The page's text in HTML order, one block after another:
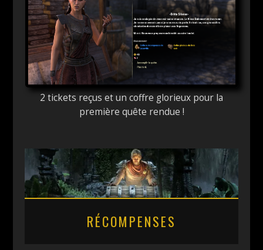
2 tickets reçus et un coffre glorieux pour la
première quête rendue !
RÉCOMPENSES